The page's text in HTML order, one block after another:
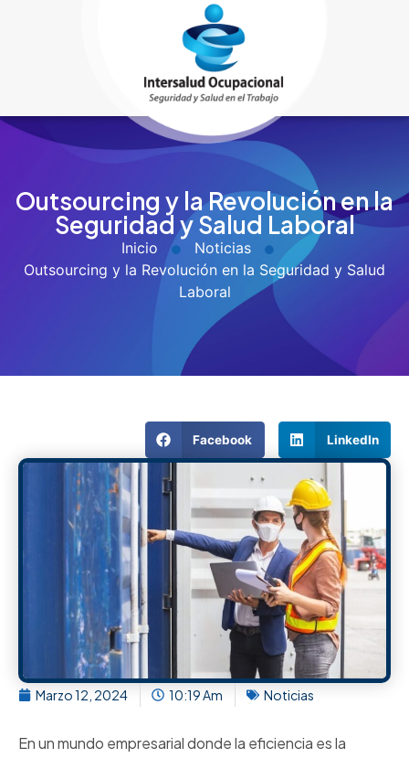
Outsourcing y la Revolución en la
Seguridad y Salud Laboral
Inicio
Noticias
Outsourcing y la Revolución en la Seguridad y Salud
Laboral
Facebook LinkedIn
Marzo 12, 2024 10:19 Am Noticias
En un mundo empresarial donde la eficiencia es la